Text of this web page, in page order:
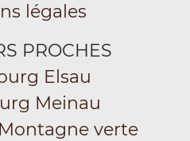
légales
PROCHES
Elsau
Meinau
verte